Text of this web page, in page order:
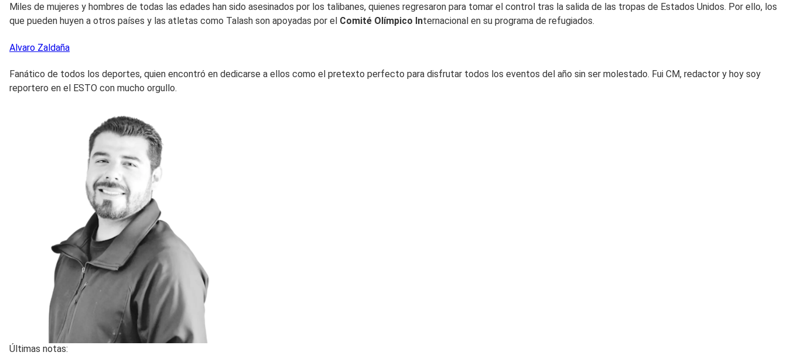
Miles de mujeres y hombres de todas las edades han sido asesinados por los talibanes, quienes regresaron para tomar el control tras la salida de las tropas de Estados Unidos. Por ello, los
que pueden huyen a otros países y las atletas como Talash son apoyadas por el Comité Olímpico Internacional en su programa de refugiados.
Alvaro Zaldaña
Fanático de todos los deportes, quien encontró en dedicarse a ellos como el pretexto perfecto para disfrutar todos los eventos del año sin ser molestado. Fui CM, redactor y hoy soy
reportero en el ESTO con mucho orgullo.
Últimas notas: